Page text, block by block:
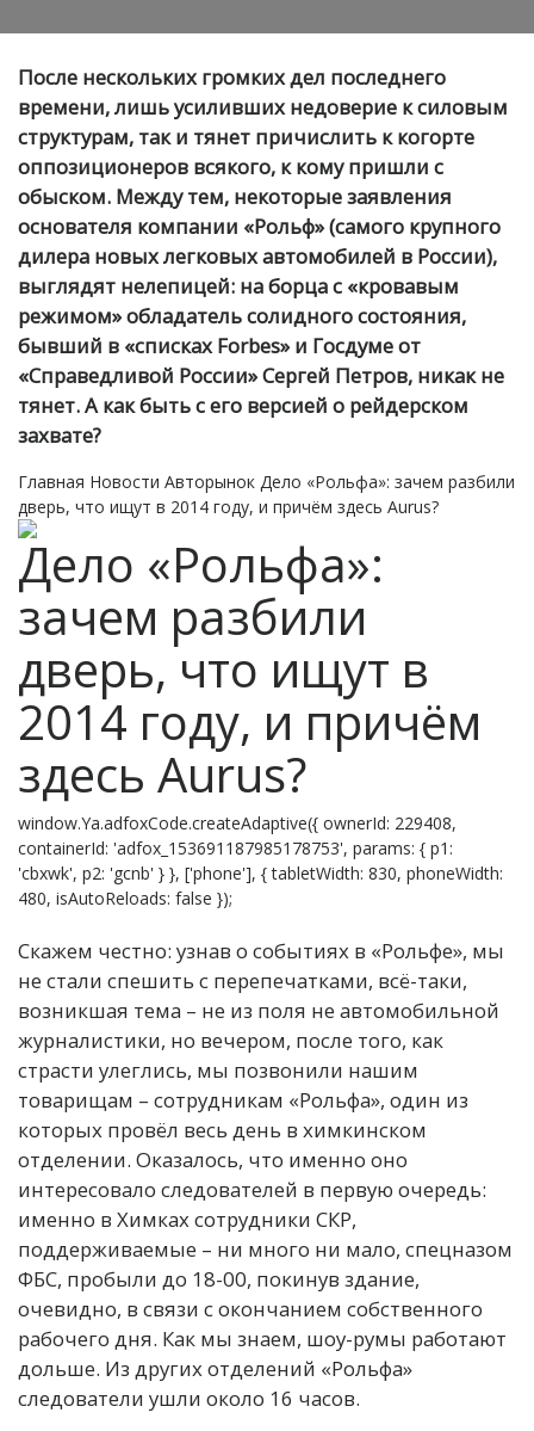
После нескольких громких дел последнего
времени, лишь усиливших недоверие к силовым
структурам, так и тянет причислить к когорте
оппозиционеров всякого, к кому пришли с
обыском. Между тем, некоторые заявления
основателя компании «Рольф» (самого крупного
дилера новых легковых автомобилей в России),
выглядят нелепицей: на борца с «кровавым
режимом» обладатель солидного состояния,
бывший в «списках Forbes» и Госдуме от
«Справедливой России» Сергей Петров, никак не
тянет. А как быть с его версией о рейдерском
захвате?
Главная Новости Авторынок Дело «Рольфа»: зачем разбили
дверь, что ищут в 2014 году, и причём здесь Aurus?
Дело «Рольфа»:
зачем разбили
дверь, что ищут в
2014 году, и причём
здесь Aurus?
window.Ya.adfoxCode.createAdaptive({ ownerId: 229408,
containerId: 'adfox_153691187985178753', params: { p1:
'cbxwk', p2: 'gcnb' } }, ['phone'], { tabletWidth: 830, phoneWidth:
480, isAutoReloads: false });
Скажем честно: узнав о событиях в «Рольфе», мы
не стали спешить с перепечатками, всё-таки,
возникшая тема – не из поля не автомобильной
журналистики, но вечером, после того, как
страсти улеглись, мы позвонили нашим
товарищам – сотрудникам «Рольфа», один из
которых провёл весь день в химкинском
отделении. Оказалось, что именно оно
интересовало следователей в первую очередь:
именно в Химках сотрудники СКР,
поддерживаемые – ни много ни мало, спецназом
ФБС, пробыли до 18-00, покинув здание,
очевидно, в связи с окончанием собственного
рабочего дня. Как мы знаем, шоу-румы работают
дольше. Из других отделений «Рольфа»
следователи ушли около 16 часов.